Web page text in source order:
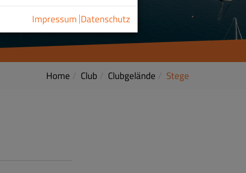
Home Club Clubgelände Stege
Impressum Datenschutz